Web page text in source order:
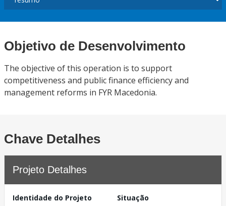
Objetivo de Desenvolvimento
The objective of this operation is to support
competitiveness and public finance efficiency and
management reforms in FYR Macedonia.
Chave Detalhes
Projeto Detalhes
Identidade do Projeto
Situação